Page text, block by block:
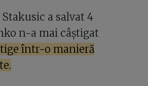
a salvat 4
n-a mai câștigat
într-o manieră